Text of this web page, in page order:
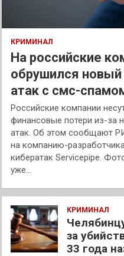
КРИМИНАЛ
На российские
обрушился новый
атак с смс-
Российские компании
финансовые потери из-за
атак. Об этом сообщают
на компанию-
кибератак Servicepipe.
уже…
КРИМИНАЛ
за
33 года